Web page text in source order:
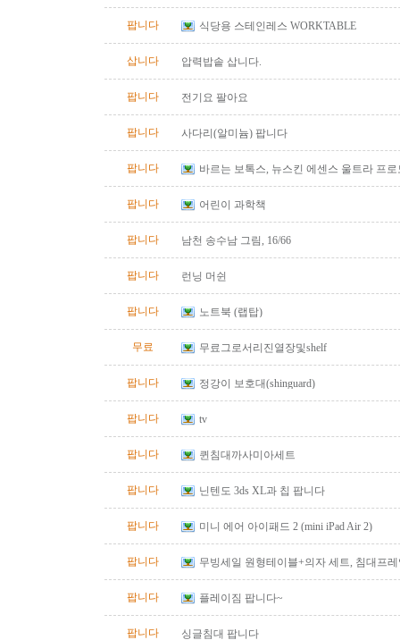
팝니다 식당용 스테인레스 WORKTABLE
삽니다 압력밥솥 삽니다.
팝니다 전기요 팔아요
팝니다 사다리(알미늄) 팝니다
팝니다 바르는 보톡스, 뉴스킨 에센스 울트라 프로
팝니다 어린이 과학책
팝니다 남천 송수남 그림, 16/66
팝니다 런닝 머쉰
팝니다 노트북 (랩탑)
무료 무료그로서리진열장및shelf
팝니다 정강이 보호대(shinguard)
팝니다 tv
팝니다 퀸침대까사미아세트
팝니다 닌텐도 3ds XL과 칩 팝니다
팝니다 미니 에어 아이패드 2 (mini iPad Air 2)
팝니다 무빙세일 원형테이블+의자 세트, 침대프레
팝니다 플레이짐 팝니다~
팝니다 싱글침대 팝니다